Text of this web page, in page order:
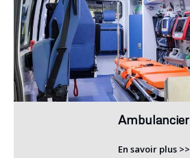
Ambulancier
En savoir plus >>